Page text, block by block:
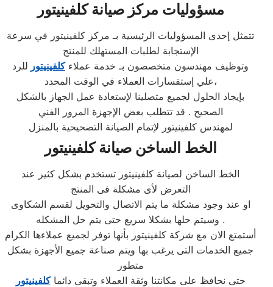
مسؤوليات مركز صيانة كلفينيتور
تتمثل إحدى المسؤوليات الرئيسية بـ مركز كلفينيتور في سرعة
الإستجابة لطلبات المستهلك للمنتج
وتوظيف مهندسون متخصصون بـ خدمة عملاءكلفينيتور للرد
علي إستفسارات العملاء في الوقت المحدد،
بإيجاد الحلول لجميع متصلينا لإستعادة عمل الجهاز بالشكل
الصحيح . قد تتطلب بعض الإجهزة المرور الفني
لمهندس كلفينيتور لإتمام الصيانة التصحيحية بالمنزل
الخط الساخن صيانة كلفينيتور
الخط الساخن لصيانة كلفينيتور تستخدم بشكل كثير عند
التعرض لأى مشكلة فى المنتج
او عند وجود مشكلة ما يتم الاتصال والتحويل لقسم الشكاوى
وسيتم حلها بشكلا سريع حتى يتم حل المشكله .
أستمتع الان مع شركة كلفينيتور بأنها توفر لجميع عملاءها الكرام
جميع الخدمات التى يرغب بها ويتم صناعة جميع الأجهزة بشكل
متطور
حتى نحافظ على مكانتنا وثقة العملاء وتبقى دائماكلفينيتور